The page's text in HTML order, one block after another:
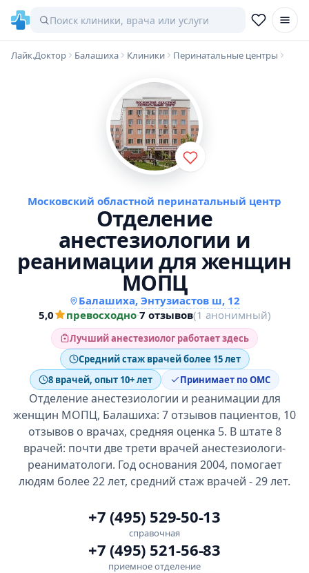
Лайк.Доктор Балашиха Клиники Перинатальные центры
Московский областной перинатальный центр
Отделение
анестезиологии и
реанимации для женщин
МОПЦ
Балашиха, Энтузиастов ш, 12
5,0
превосходно·7 отзывов(1 анонимный)
Лучший анестезиолог работает здесь
Средний стаж врачей более 15 лет
8 врачей, опыт 10+ лет
Принимает по ОМС
Отделение анестезиологии и реанимации для
женщин МОПЦ, Балашиха: 7 отзывов пациентов, 10
отзывов о врачах, средняя оценка 5. В штате 8
врачей: почти две трети врачей анестезиологи-
реаниматологи. Год основания 2004, помогает
людям более 22 лет, средний стаж врачей - 29 лет.
+7 (495) 529-50-13
справочная
+7 (495) 521-56-83
приемное отделение